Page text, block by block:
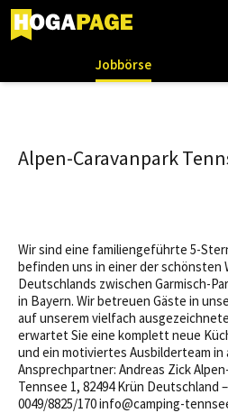
Jobbörse
Alpen-Caravanpark
Wir sind eine familiengeführte 5-
befinden uns in einer der schönsten
Deutschlands zwischen Garmisch-
in Bayern. Wir betreuen Gäste in
auf unserem vielfach
erwartet Sie eine komplett neue
und ein motiviertes Ausbilderteam in
Ansprechpartner: Andreas Zick
Tennsee 1, 82494 Krün Deutschland
0049/8825/170 info@camping-